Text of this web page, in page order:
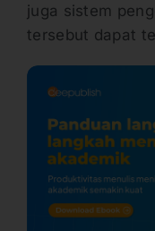
juga sistem
tersebut dapat